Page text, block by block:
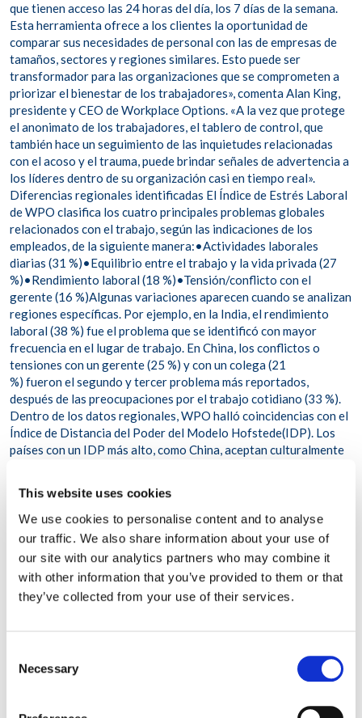
This website uses cookies
We use cookies to personalise content and to analyse
our traffic. We also share information about your use of
our site with our analytics partners who may combine it
with other information that you’ve provided to them or that
they’ve collected from your use of their services.
Selection
Necessary
que tienen acceso las 24 horas del día, los 7 días de la semana.
Esta herramienta ofrece a los clientes la oportunidad de
comparar sus necesidades de personal con las de empresas de
tamaños, sectores y regiones similares. Esto puede ser
transformador para las organizaciones que se comprometen a
priorizar el bienestar de los trabajadores», comenta Alan King,
presidente y CEO de Workplace Options. «A la vez que protege
el anonimato de los trabajadores, el tablero de control, que
también hace un seguimiento de las inquietudes relacionadas
con el acoso y el trauma, puede brindar señales de advertencia a
los líderes dentro de su organización casi en tiempo real».
Diferencias regionales identificadas El Índice de Estrés Laboral
de WPO clasifica los cuatro principales problemas globales
relacionados con el trabajo, según las indicaciones de los
empleados, de la siguiente manera:•Actividades laborales
diarias (31 %)•Equilibrio entre el trabajo y la vida privada (27
%)•Rendimiento laboral (18 %)•Tensión/conflicto con el
gerente (16 %)Algunas variaciones aparecen cuando se analizan
regiones específicas. Por ejemplo, en la India, el rendimiento
laboral (38 %) fue el problema que se identificó con mayor
frecuencia en el lugar de trabajo. En China, los conflictos o
tensiones con un gerente (25 %) y con un colega (21
%) fueron el segundo y tercer problema más reportados,
después de las preocupaciones por el trabajo cotidiano (33 %).
Dentro de los datos regionales, WPO halló coincidencias con el
Índice de Distancia del Poder del Modelo Hofstede(IDP). Los
países con un IDP más alto, como China, aceptan culturalmente
frustraciones con un gerente (25 por ciento) o un colega (21 por
ciento) cuando buscan la ayuda de un consejero. Sin embargo, en
el Reino Unido, que ocupa un lugar más bajo en la escala del
IDP,las frustraciones con un jefe o un colega se citaron con
menos frecuencia, con un 17 % y un 10 %, respectivamente.El
índice se utilizará para identificar tendenciasEl Índice de Estrés
Laboral de WPO también incluye un aspecto positivo. Los datos
empleados pidieron apoyo emocional, su compromiso con su
comprometido con su organización y el 35 % indicó estar
a los que WPO dará seguimiento para identificar posibles